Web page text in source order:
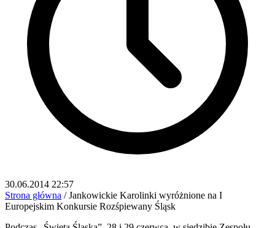
30.06.2014 22:57
Strona główna / Jankowickie Karolinki wyróżnione na I
Europejskim Konkursie Rozśpiewany Śląsk